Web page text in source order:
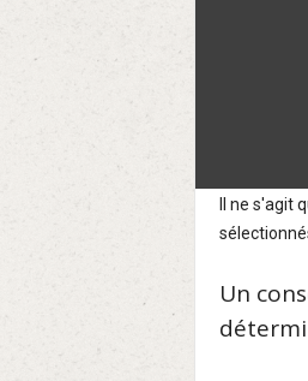
Il ne s'agit
Un